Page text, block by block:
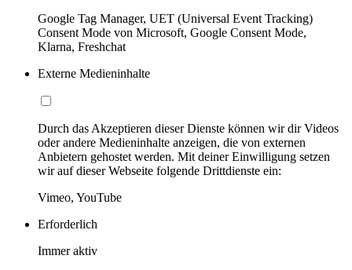
Google Tag Manager, UET (Universal Event Tracking)
Consent Mode von Microsoft, Google Consent Mode,
Klarna, Freshchat
Externe Medieninhalte
Durch das Akzeptieren dieser Dienste können wir dir Videos
oder andere Medieninhalte anzeigen, die von externen
Anbietern gehostet werden. Mit deiner Einwilligung setzen
wir auf dieser Webseite folgende Drittdienste ein:
Vimeo, YouTube
Erforderlich
Immer aktiv